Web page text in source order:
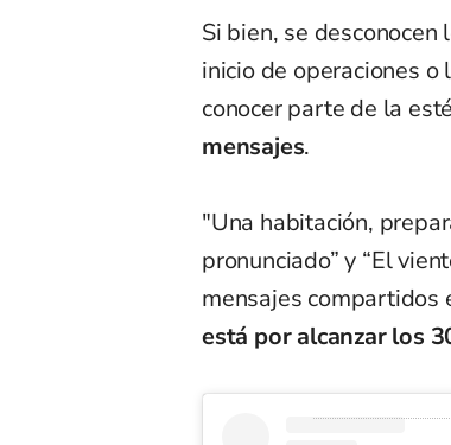
Si bien, se
inicio de operaciones
conocer parte de la
mensajes.
"Una habitación,
pronunciado” y “El
mensajes compartidos
está por alcanzar los